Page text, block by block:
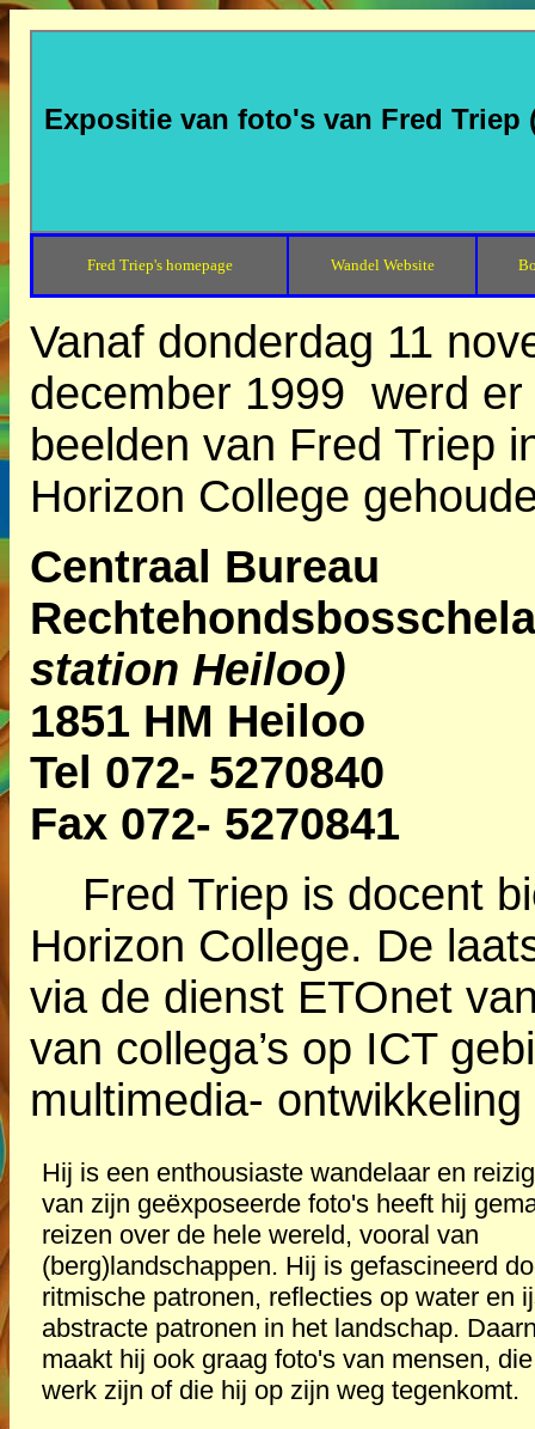
Expositie van foto's van Fred Triep
Fred Triep's homepage Wandel Website
Vanaf donderdag 11
december 1999 werd
beelden van Fred Triep
Horizon College
Centraal Bureau
station Heiloo)
1851 HM Heiloo
Tel 072- 5270840
Fax 072- 5270841
Fred Triep is docent
Horizon College. De
via de dienst ETOnet
van collega’s op ICT
multimedia-
Hij is een enthousiaste wandelaar en
van zijn geëxposeerde foto's heeft hij
reizen over de hele wereld, vooral van
(berg)landschappen. Hij is gefascineerd
ritmische patronen, reflecties op water en
abstracte patronen in het landschap.
maakt hij ook graag foto's van mensen,
werk zijn of die hij op zijn weg tegenkomt.